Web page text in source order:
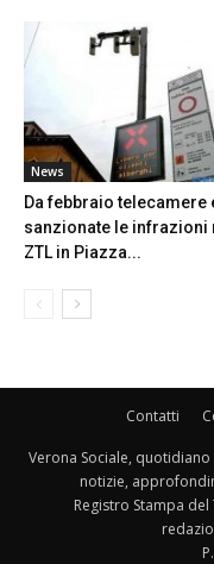
News
Da febbraio telecamere
sanzionate le infrazioni
ZTL in Piazza...
Contatti
Verona Sociale,
notizie,
Registro Stampa